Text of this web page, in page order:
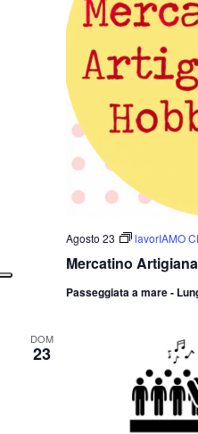
Mercatino
Agosto 23 lavorIAMO
Passeggiata a mare -
DOM
23